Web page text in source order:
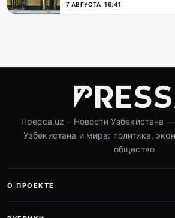
7 АВГУСТА, 16:41
Пресса.uz – Новости Узбекистана
Узбекистана и мира: политика,
общество
О ПРОЕКТЕ